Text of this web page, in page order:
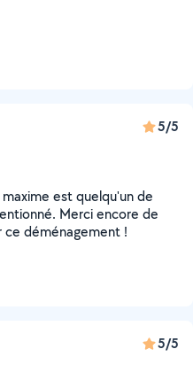
5/5
est quelqu'un de
Merci encore de
ce déménagement !
5/5